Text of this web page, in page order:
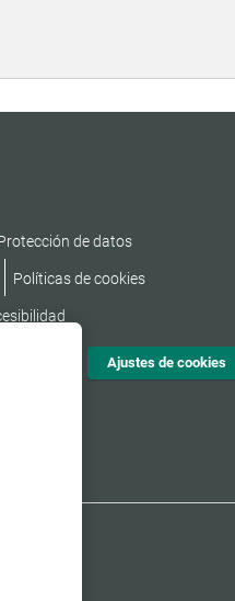
de datos
Políticas de cookies
Ajustes de cookies